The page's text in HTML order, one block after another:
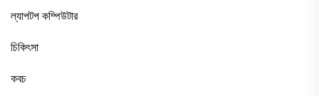
ল্যাপটপ কম্পিউটার
চিকিৎসা
কবচ